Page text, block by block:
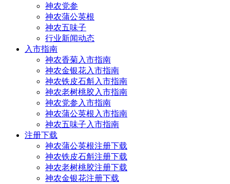
神农党参
神农蒲公英根
神农五味子
行业新闻动态
入市指南
神农香菊入市指南
神农金银花入市指南
神农铁皮石斛入市指南
神农老树桃胶入市指南
神农党参入市指南
神农蒲公英根入市指南
神农五味子入市指南
注册下载
神农蒲公英根注册下载
神农铁皮石斛注册下载
神农老树桃胶注册下载
神农金银花注册下载